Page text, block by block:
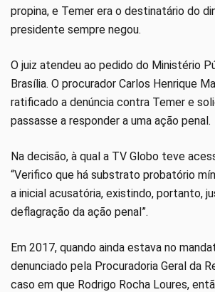
propina, e Temer era o destinatário do
presidente sempre negou.
O juiz atendeu ao pedido do Ministério
Brasília. O procurador Carlos Henrique
ratificado a denúncia contra Temer e
passasse a responder a uma ação penal.
Na decisão, à qual a TV Globo teve
“Verifico que há substrato probatório
a inicial acusatória, existindo, portanto,
deflagração da ação penal”.
Em 2017, quando ainda estava no
denunciado pela Procuradoria Geral da
caso em que Rodrigo Rocha Loures,